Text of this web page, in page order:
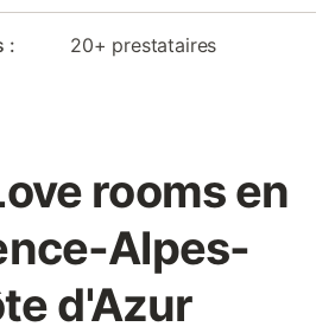
: 20+ prestataires
rooms en
Alpes-
d'Azur